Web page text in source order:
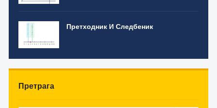
Претходник И Следбеник
Претрага